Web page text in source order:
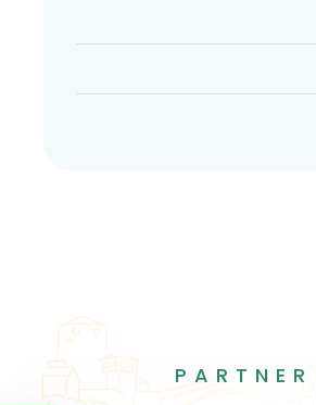
PARTNER